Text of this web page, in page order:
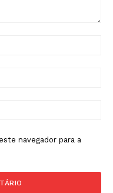
navegador para a